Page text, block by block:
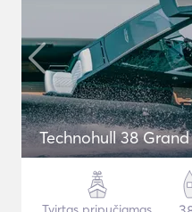
Technohull 38